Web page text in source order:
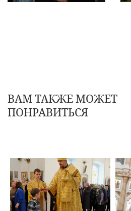
ВАМ ТАКЖЕ МОЖЕТ
ПОНРАВИТЬСЯ